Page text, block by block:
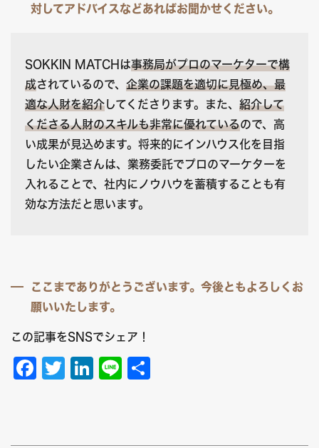
対してアドバイスなどあればお聞かせください。
SOKKIN MATCHは事務局がプロのマーケターで構
成されているので、 企業の課題を適切に見極め、最
適な人財を紹介してくださります。また、 紹介して
くださる人財のスキルも非常に優れているので、高
い成果が見込めます。将来的にインハウス化を目指
したい企業さんは、業務委託でプロのマーケターを
入れることで、社内にノウハウを蓄積することも有
効な方法だと思います。
ここまでありがとうございます。今後ともよろしくお
願いいたします。
この記事をSNSでシェア！
F T Li Li